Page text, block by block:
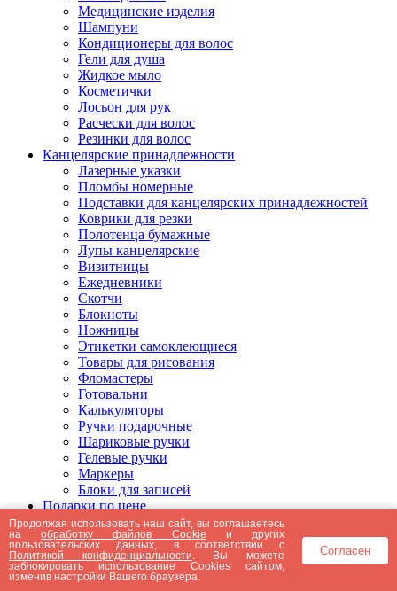
Медицинские изделия
Шампуни
Кондиционеры для волос
Гели для душа
Жидкое мыло
Косметички
Лосьон для рук
Расчески для волос
Резинки для волос
Канцелярские принадлежности
Лазерные указки
Пломбы номерные
Подставки для канцелярских принадлежностей
Коврики для резки
Полотенца бумажные
Лупы канцелярские
Визитницы
Ежедневники
Скотчи
Блокноты
Ножницы
Этикетки самоклеющиеся
Товары для рисования
Фломастеры
Готовальни
Калькуляторы
Ручки подарочные
Шариковые ручки
Гелевые ручки
Маркеры
Блоки для записей
Подарки по цене
Подарки от 5000 рублей
Подарки до 5000 рублей
Подарки до 3000 рублей
Подарки до 2000 рублей
Подарки до 1000 рублей
Продолжая использовать наш сайт, вы соглашаетесь
наобработку файлов Cookie и других
пользовательских данных, в соответствии с
Политикой конфиденциальности . Вы можете
заблокировать использование Cookies сайтом,
изменив настройки Вашего браузера.
Согласен